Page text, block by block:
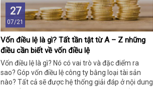
27
07/21
Vốn điều lệ là gì? Tất tần tật từ A – Z những
điều cần biết về vốn điều lệ
Vốn điều lệ là gì? Nó có vai trò và đặc điểm ra
sao? Góp vốn điều lệ công ty bằng loại tài sản
nào? Tất cả sẽ được hệ thống giải đáp ở nội dung